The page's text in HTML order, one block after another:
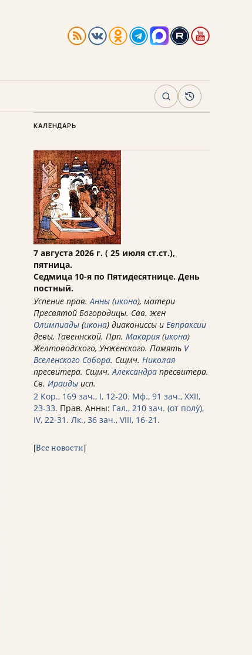
ПоискАрхив
КАЛЕНДАРЬ
7 августа 2026 г. ( 25 июля ст.ст.),
пятница.
Седмица 10-я по Пятидесятнице. День
постный.
Успение прав.Анны (икона), матери
Пресвятой Богородицы. Свв. жен
Олимпиады (икона) диакониссы и Евпраксии
девы, Тавеннской. Прп. Макария (икона)
Желтоводского, Унженского. Память V
Вселенского Собора. Сщмч. Николая
пресвитера. Сщмч.Александра пресвитера.
Св. Ираиды исп.
2 Кор., 169 зач., I, 12-20. Мф., 91 зач., XXII,
23-33. Прав. Анны: Гал., 210 зач. (от полу́),
IV, 22-31. Лк., 36 зач., VIII, 16-21.
[Все новости]